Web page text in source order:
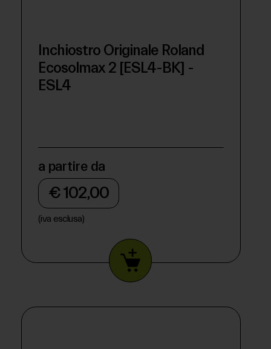
Inchiostro Originale Roland
Ecosolmax 2 [ESL4-BK] -
ESL4
a partire da
€ 102,00
(iva esclusa)